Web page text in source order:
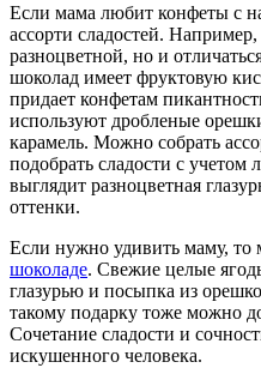
Если мама любит конфеты с
ассорти сладостей.
разноцветной, но и
шоколад имеет фруктовую
придает конфетам
используют дробленые
карамель. Можно собрать
подобрать сладости с
выглядит разноцветная
оттенки.
Если нужно удивить маму, то
шоколаде. Свежие целые
глазурью и посыпка из
такому подарку тоже можно
Сочетание сладости и
искушенного человека.